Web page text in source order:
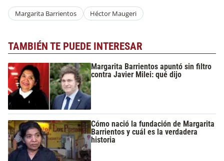
Margarita Barrientos Héctor Maugeri
TAMBIÉN TE PUEDE INTERESAR
Margarita Barrientos apuntó sin filtro
contra Javier Milei: qué dijo
Cómo nació la fundación de Margarita
Barrientos y cuál es la verdadera
historia